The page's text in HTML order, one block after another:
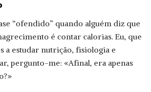
“ofendido” quando alguém diz que
é contar calorias. Eu, que
a estudar nutrição, fisiologia e
pergunto-me: «Afinal, era apenas